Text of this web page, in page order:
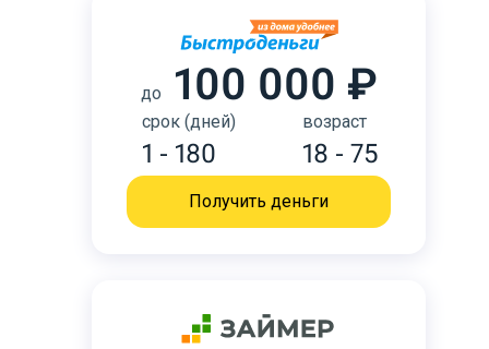
до 100 000 ₽
срок (дней)
1 - 180
возраст
18 - 75
Получить деньги